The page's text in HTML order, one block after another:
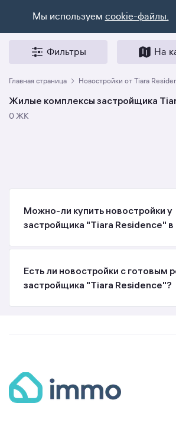
Мы используем cookie-файлы.
Фильтры На
Главная страница Новостройки от Tiara
Жилые комплексы застройщика
0 ЖК
Можно-ли купить новостройки у
застройщика "Tiara Residence" в
Есть ли новостройки с готовым
застройщика "Tiara Residence"?